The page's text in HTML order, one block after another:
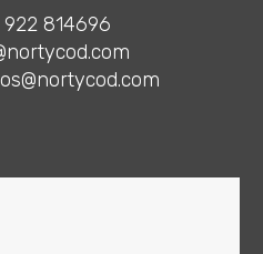
922 814696